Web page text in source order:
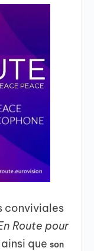
conviviales
Route pour
ainsi queson